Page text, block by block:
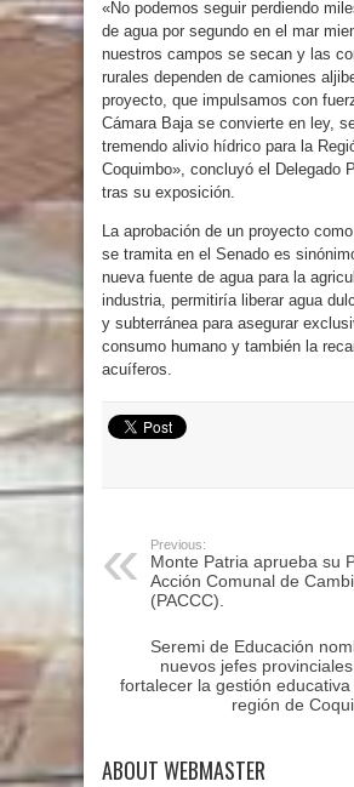
«No podemos seguir perdiendo
de agua por segundo en el mar
nuestros campos se secan y las
rurales dependen de camiones
proyecto, que impulsamos con
Cámara Baja se convierte en ley,
tremendo alivio hídrico para la
Coquimbo», concluyó el Delegado
tras su exposición.
La aprobación de un proyecto
se tramita en el Senado es
nueva fuente de agua para la
industria, permitiría liberar agua
y subterránea para asegurar
consumo humano y también la
acuíferos.
Previous:
Monte Patria aprueba su
Acción Comunal de
(PACCC).
Seremi de Educación
nuevos jefes
fortalecer la gestión educativa
región de
ABOUT WEBMASTER